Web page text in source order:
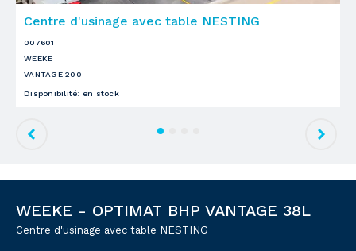
Centre d'usinage avec table NESTING
007601
WEEKE
VANTAGE 200
Disponibilité: en stock
WEEKE - OPTIMAT BHP VANTAGE 38L
Centre d'usinage avec table NESTING